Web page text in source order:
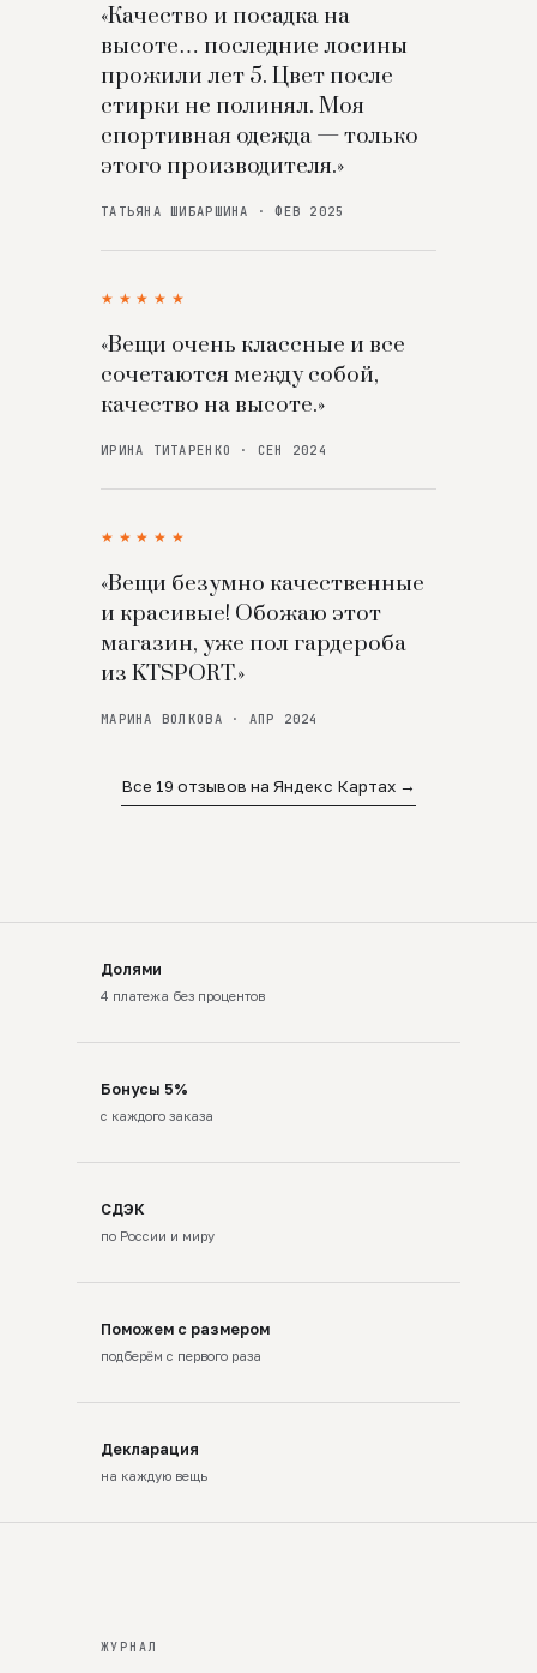
«Качество и посадка на
высоте… последние лосины
прожили лет 5. Цвет после
стирки не полинял. Моя
спортивная одежда — только
этого производителя.»
ТАТЬЯНА ШИБАРШИНА · ФЕВ 2025
★★★★★
«Вещи очень классные и все
сочетаются между собой,
качество на высоте.»
ИРИНА ТИТАРЕНКО · СЕН 2024
★★★★★
«Вещи безумно качественные
и красивые! Обожаю этот
магазин, уже пол гардероба
из KTSPORT.»
МАРИНА ВОЛКОВА · АПР 2024
Все 19 отзывов на Яндекс Картах →
Долями
4 платежа без процентов
Бонусы 5%
с каждого заказа
СДЭК
по России и миру
Поможем с размером
подберём с первого раза
Декларация
на каждую вещь
ЖУРНАЛ